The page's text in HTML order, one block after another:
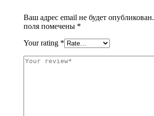
Ваш адрес email не будет опубликован.
поля помечены *
Your rating *